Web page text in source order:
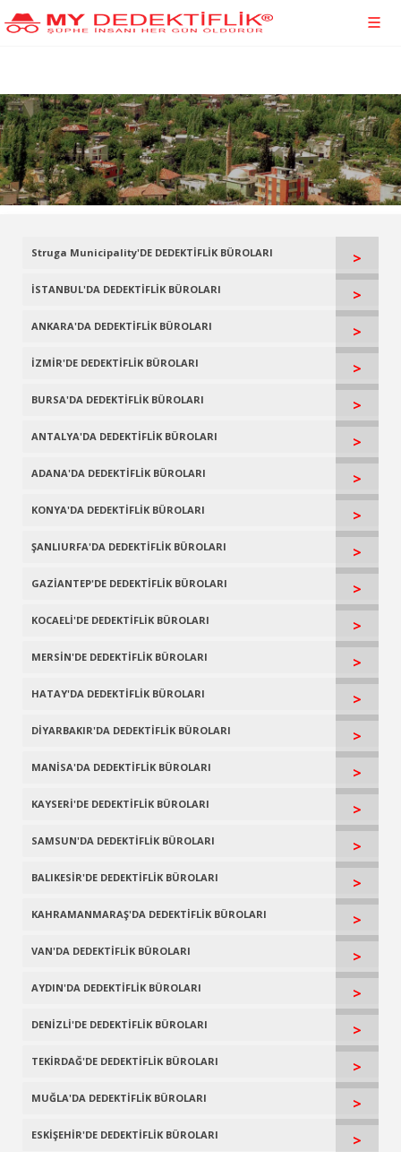
Struga Municipality'DE DEDEKTİFLİK BÜROLARI >
İSTANBUL'DA DEDEKTİFLİK BÜROLARI >
ANKARA'DA DEDEKTİFLİK BÜROLARI >
İZMİR'DE DEDEKTİFLİK BÜROLARI >
BURSA'DA DEDEKTİFLİK BÜROLARI >
ANTALYA'DA DEDEKTİFLİK BÜROLARI >
ADANA'DA DEDEKTİFLİK BÜROLARI >
KONYA'DA DEDEKTİFLİK BÜROLARI >
ŞANLIURFA'DA DEDEKTİFLİK BÜROLARI >
GAZİANTEP'DE DEDEKTİFLİK BÜROLARI >
KOCAELİ'DE DEDEKTİFLİK BÜROLARI >
MERSİN'DE DEDEKTİFLİK BÜROLARI >
HATAY'DA DEDEKTİFLİK BÜROLARI >
DİYARBAKIR'DA DEDEKTİFLİK BÜROLARI >
MANİSA'DA DEDEKTİFLİK BÜROLARI >
KAYSERİ'DE DEDEKTİFLİK BÜROLARI >
SAMSUN'DA DEDEKTİFLİK BÜROLARI >
BALIKESİR'DE DEDEKTİFLİK BÜROLARI >
KAHRAMANMARAŞ'DA DEDEKTİFLİK BÜROLARI >
VAN'DA DEDEKTİFLİK BÜROLARI >
AYDIN'DA DEDEKTİFLİK BÜROLARI >
DENİZLİ'DE DEDEKTİFLİK BÜROLARI >
TEKİRDAĞ'DE DEDEKTİFLİK BÜROLARI >
MUĞLA'DA DEDEKTİFLİK BÜROLARI >
ESKİŞEHİR'DE DEDEKTİFLİK BÜROLARI >